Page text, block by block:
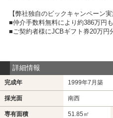
【弊社独自のビックキャンペーン実
■仲介手数料無料により約386万円
■ご契約者様にJCBギフト券20万円
詳細情報
完成年 1999年7月築
採光面 南西
専有面積 51.85㎡